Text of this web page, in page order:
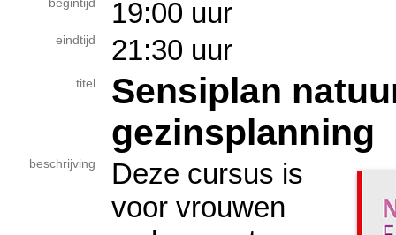
begintijd 19:00 uur
eindtijd 21:30 uur
titel
Sensiplan
gezinsplanning
beschrijving
Deze cursus is
voor vrouwen